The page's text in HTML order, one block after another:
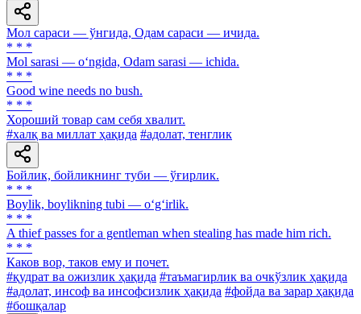
Мол сараси — ўнгида, Одам сараси — ичида.
* * *
Mol sarasi — o‘ngida, Odam sarasi — ichida.
* * *
Good wine needs no bush.
* * *
Хороший товар сам себя хвалит.
#халқ ва миллат ҳақида #адолат, тенглик
Бойлик, бойликнинг туби — ўғирлик.
* * *
Boylik, boylikning tubi — o‘g‘irlik.
* * *
A thief passes for a gentleman when stealing has made him rich.
* * *
Каков вор, таков ему и почет.
#қудрат ва ожизлик ҳақида #таъмагирлик ва очкўзлик ҳақида
#адолат, инсоф ва инсофсизлик ҳақида #фойда ва зарар ҳақида
#бошқалар